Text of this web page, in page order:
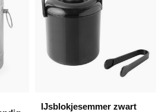
IJsblokjesemmer zwart